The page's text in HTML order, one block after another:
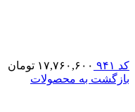
کد ۹۴۱ ۱۷,۷۶۰,۶۰۰ تومان
بازگشت به محصولات